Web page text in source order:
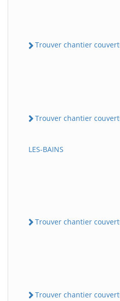
Trouver chantier
Trouver chantier
LES-BAINS
Trouver chantier
Trouver chantier